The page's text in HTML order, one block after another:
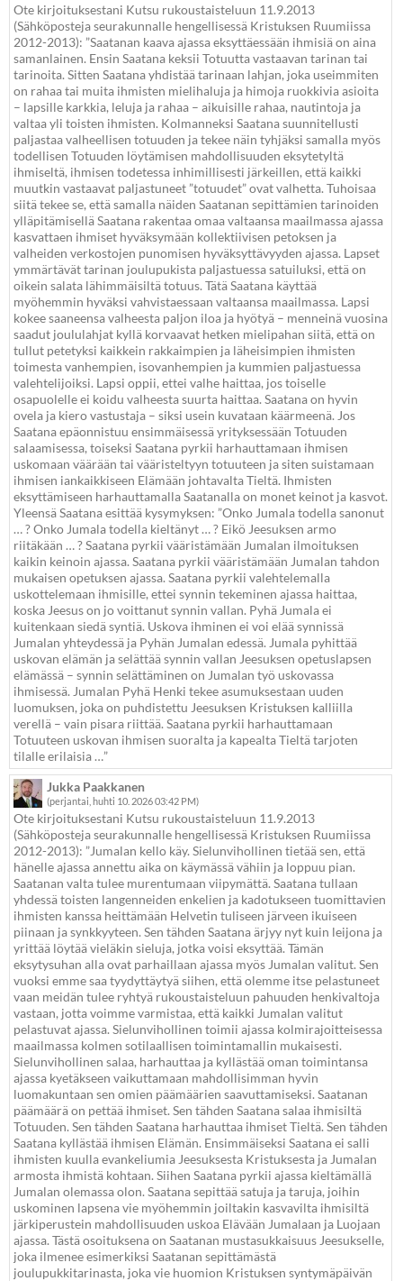
Ote kirjoituksestani Kutsu rukoustaisteluun 11.9.2013
(Sähköposteja seurakunnalle hengellisessä Kristuksen Ruumiissa
2012-2013): ”Saatanan kaava ajassa eksyttäessään ihmisiä on aina
samanlainen. Ensin Saatana keksii Totuutta vastaavan tarinan tai
tarinoita. Sitten Saatana yhdistää tarinaan lahjan, joka useimmiten
on rahaa tai muita ihmisten mielihaluja ja himoja ruokkivia asioita
– lapsille karkkia, leluja ja rahaa – aikuisille rahaa, nautintoja ja
valtaa yli toisten ihmisten. Kolmanneksi Saatana suunnitellusti
paljastaa valheellisen totuuden ja tekee näin tyhjäksi samalla myös
todellisen Totuuden löytämisen mahdollisuuden eksytetyltä
ihmiseltä, ihmisen todetessa inhimillisesti järkeillen, että kaikki
muutkin vastaavat paljastuneet ”totuudet” ovat valhetta. Tuhoisaa
siitä tekee se, että samalla näiden Saatanan sepittämien tarinoiden
ylläpitämisellä Saatana rakentaa omaa valtaansa maailmassa ajassa
kasvattaen ihmiset hyväksymään kollektiivisen petoksen ja
valheiden verkostojen punomisen hyväksyttävyyden ajassa. Lapset
ymmärtävät tarinan joulupukista paljastuessa satuiluksi, että on
oikein salata lähimmäisiltä totuus. Tätä Saatana käyttää
myöhemmin hyväksi vahvistaessaan valtaansa maailmassa. Lapsi
kokee saaneensa valheesta paljon iloa ja hyötyä – menneinä vuosina
saadut joululahjat kyllä korvaavat hetken mielipahan siitä, että on
tullut petetyksi kaikkein rakkaimpien ja läheisimpien ihmisten
toimesta vanhempien, isovanhempien ja kummien paljastuessa
valehtelijoiksi. Lapsi oppii, ettei valhe haittaa, jos toiselle
osapuolelle ei koidu valheesta suurta haittaa. Saatana on hyvin
ovela ja kiero vastustaja – siksi usein kuvataan käärmeenä. Jos
Saatana epäonnistuu ensimmäisessä yrityksessään Totuuden
salaamisessa, toiseksi Saatana pyrkii harhauttamaan ihmisen
uskomaan väärään tai vääristeltyyn totuuteen ja siten suistamaan
ihmisen iankaikkiseen Elämään johtavalta Tieltä. Ihmisten
eksyttämiseen harhauttamalla Saatanalla on monet keinot ja kasvot.
Yleensä Saatana esittää kysymyksen: ”Onko Jumala todella sanonut
… ? Onko Jumala todella kieltänyt … ? Eikö Jeesuksen armo
riitäkään … ? Saatana pyrkii vääristämään Jumalan ilmoituksen
kaikin keinoin ajassa. Saatana pyrkii vääristämään Jumalan tahdon
mukaisen opetuksen ajassa. Saatana pyrkii valehtelemalla
uskottelemaan ihmisille, ettei synnin tekeminen ajassa haittaa,
koska Jeesus on jo voittanut synnin vallan. Pyhä Jumala ei
kuitenkaan siedä syntiä. Uskova ihminen ei voi elää synnissä
Jumalan yhteydessä ja Pyhän Jumalan edessä. Jumala pyhittää
uskovan elämän ja selättää synnin vallan Jeesuksen opetuslapsen
elämässä – synnin selättäminen on Jumalan työ uskovassa
ihmisessä. Jumalan Pyhä Henki tekee asumuksestaan uuden
luomuksen, joka on puhdistettu Jeesuksen Kristuksen kalliilla
verellä – vain pisara riittää. Saatana pyrkii harhauttamaan
Totuuteen uskovan ihmisen suoralta ja kapealta Tieltä tarjoten
tilalle erilaisia …”
Jukka Paakkanen
(perjantai, huhti 10. 2026 03:42 PM)
Ote kirjoituksestani Kutsu rukoustaisteluun 11.9.2013
(Sähköposteja seurakunnalle hengellisessä Kristuksen Ruumiissa
2012-2013): ”Jumalan kello käy. Sielunvihollinen tietää sen, että
hänelle ajassa annettu aika on käymässä vähiin ja loppuu pian.
Saatanan valta tulee murentumaan viipymättä. Saatana tullaan
yhdessä toisten langenneiden enkelien ja kadotukseen tuomittavien
ihmisten kanssa heittämään Helvetin tuliseen järveen ikuiseen
piinaan ja synkkyyteen. Sen tähden Saatana ärjyy nyt kuin leijona ja
yrittää löytää vieläkin sieluja, jotka voisi eksyttää. Tämän
eksytysuhan alla ovat parhaillaan ajassa myös Jumalan valitut. Sen
vuoksi emme saa tyydyttäytyä siihen, että olemme itse pelastuneet
vaan meidän tulee ryhtyä rukoustaisteluun pahuuden henkivaltoja
vastaan, jotta voimme varmistaa, että kaikki Jumalan valitut
pelastuvat ajassa. Sielunvihollinen toimii ajassa kolmirajoitteisessa
maailmassa kolmen sotilaallisen toimintamallin mukaisesti.
Sielunvihollinen salaa, harhauttaa ja kyllästää oman toimintansa
ajassa kyetäkseen vaikuttamaan mahdollisimman hyvin
luomakuntaan sen omien päämäärien saavuttamiseksi. Saatanan
päämäärä on pettää ihmiset. Sen tähden Saatana salaa ihmisiltä
Totuuden. Sen tähden Saatana harhauttaa ihmiset Tieltä. Sen tähden
Saatana kyllästää ihmisen Elämän. Ensimmäiseksi Saatana ei salli
ihmisten kuulla evankeliumia Jeesuksesta Kristuksesta ja Jumalan
armosta ihmistä kohtaan. Siihen Saatana pyrkii ajassa kieltämällä
Jumalan olemassa olon. Saatana sepittää satuja ja taruja, joihin
uskominen lapsena vie myöhemmin joiltakin kasvavilta ihmisiltä
järkiperustein mahdollisuuden uskoa Elävään Jumalaan ja Luojaan
ajassa. Tästä osoituksena on Saatanan mustasukkaisuus Jeesukselle,
joka ilmenee esimerkiksi Saatanan sepittämästä
joulupukkitarinasta, joka vie huomion Kristuksen syntymäpäivän